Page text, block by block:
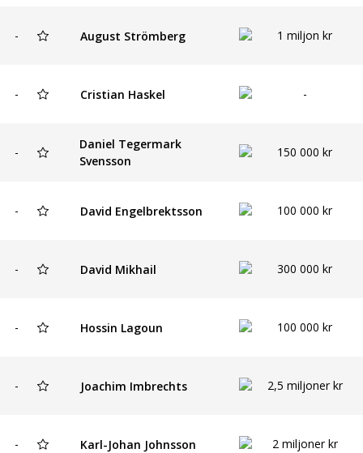
- August Strömberg 1 miljon kr
- Cristian Haskel -
-
Daniel Tegermark
Svensson
150 000 kr
- David Engelbrektsson 100 000 kr
- David Mikhail 300 000 kr
- Hossin Lagoun 100 000 kr
- Joachim Imbrechts 2,5 miljoner kr
- Karl-Johan Johnsson 2 miljoner kr